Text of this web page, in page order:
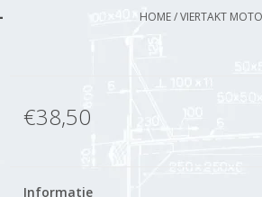
HOME/VIERTAKT
€38,50
Informatie